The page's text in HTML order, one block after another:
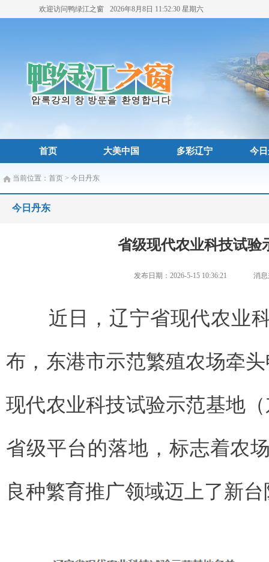
欢迎访问鸭绿江之窗 2026年8月8日 11:52:31 星期六
首页 大美中国 多彩辽宁 今
当前位置： 首页 > 今日丹东
今日丹东
省级现代农业科技试验
发布日期：2026-5-15 10:36:21 消
近日，辽宁省现代农业
布，东港市示范繁殖农场牵
现代农业科技试验示范基地
省级平台的落地，标志着农
良种繁育推广领域迈上了新台